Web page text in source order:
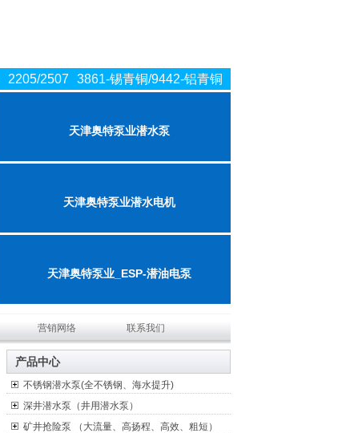
2205/2507 3861-锡青铜/9442-铝青铜
天津奥特泵业潜水泵
天津奥特泵业潜水电机
天津奥特泵业_ESP-潜油电泵
营销网络 联系我们
产品中心
不锈钢潜水泵(全不锈钢、海水提升)
深井潜水泵（井用潜水泵）
矿井抢险泵 （大流量、高扬程、高效、粗短）